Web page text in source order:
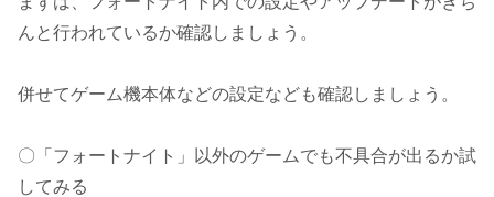
んと行われているか確認しましょう。
併せてゲーム機本体などの設定なども確認しましょう。
〇「フォートナイト」以外のゲームでも不具合が出るか試
してみる